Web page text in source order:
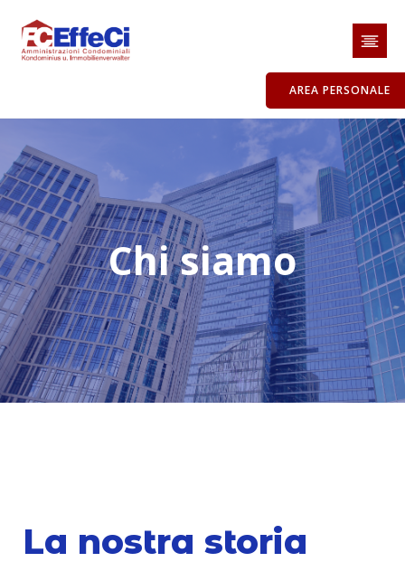
AREA PERSONALE
Chi siamo
La nostra storia